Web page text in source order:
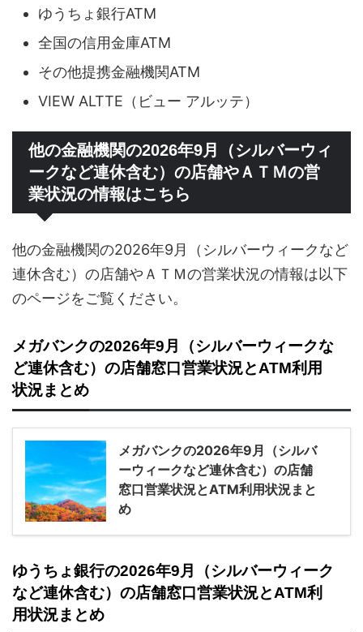
ゆうちょ銀行ATM
全国の信用金庫ATM
その他提携金融機関ATM
VIEW ALTTE（ビュー アルッテ）
他の金融機関の2026年9月（シルバーウィ
ークなど連休含む）の店舗やＡＴＭの営
業状況の情報はこちら
他の金融機関の2026年9月（シルバーウィークなど
連休含む）の店舗やＡＴＭの営業状況の情報は以下
のページをご覧ください。
メガバンクの2026年9月（シルバーウィークな
ど連休含む）の店舗窓口営業状況とATM利用
状況まとめ
メガバンクの2026年9月（シルバ
ーウィークなど連休含む）の店舗
窓口営業状況とATM利用状況まと
め
ゆうちょ銀行の2026年9月（シルバーウィーク
など連休含む）の店舗窓口営業状況とATM利
用状況まとめ